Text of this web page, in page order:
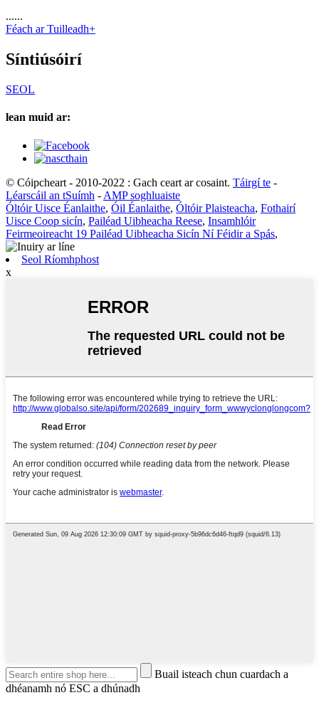
......
Féach ar Tuilleadh+
Síntiúsóirí
SEOL
lean muid ar:
© Cóipcheart - 2010-2022 : Gach ceart ar cosaint. Táirgí te -
Léarscáil an tSuímh - AMP soghluaiste
Óltóir Uisce Éanlaithe, Óil Éanlaithe, Óltóir Plaisteacha, Fothairí
Uisce Coop sicín, Pailéad Uibheacha Reese, Insamhlóir
Feirmeoireacht 19 Pailéad Uibheacha Sicín Ní Féidir a Spás,
Seol Ríomhphost
x
Buail isteach chun cuardach a
dhéanamh nó ESC a dhúnadh